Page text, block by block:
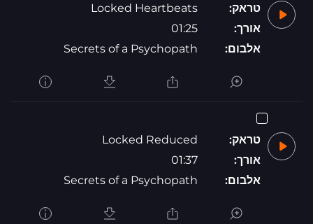
טראק:
Locked Heartbeats
אורך:
01:25
אלבום:
Secrets of a Psychopath
טראק:
Locked Reduced
אורך:
01:37
אלבום:
Secrets of a Psychopath